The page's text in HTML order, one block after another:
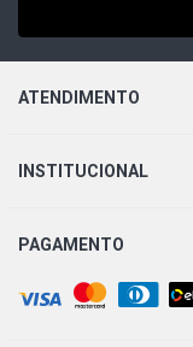
SANTANA
ATENDIMENTO
INSTITUCIONAL
PAGAMENTO